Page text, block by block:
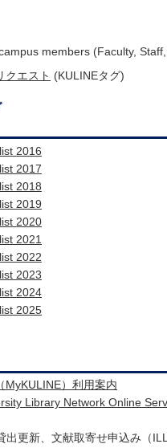
members (Faculty, Staff,
クエスト (KULINEタグ)
2016
2017
2018
2019
2020
2021
2022
2023
2024
2025
MyKULINE）利用案内
Library Network Online
出更新、文献取寄せ申込み（